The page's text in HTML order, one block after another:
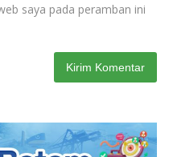
saya pada peramban ini